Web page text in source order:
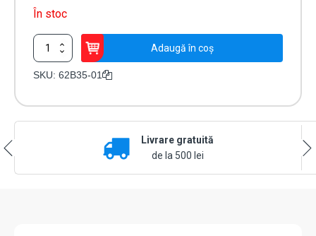
În stoc
Cantitate
Suport
electromagnet
Adaugă în coș
SKU: 62B35-01
Livrare gratuită
de la 500 lei